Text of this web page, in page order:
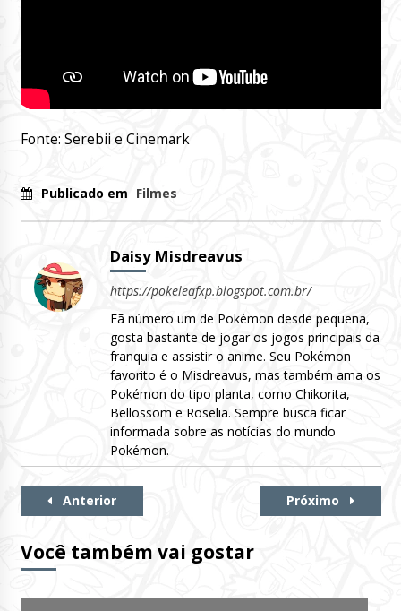
Fonte: Serebii e Cinemark
Publicado em Filmes
Daisy Misdreavus
https://pokeleafxp.blogspot.com.br/
Fã número um de Pokémon desde pequena,
gosta bastante de jogar os jogos principais da
franquia e assistir o anime. Seu Pokémon
favorito é o Misdreavus, mas também ama os
Pokémon do tipo planta, como Chikorita,
Bellossom e Roselia. Sempre busca ficar
informada sobre as notícias do mundo
Pokémon.
Continue
Anterior Próximo
Você também vai gostar